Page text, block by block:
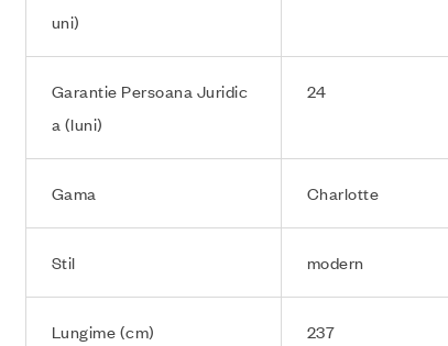
uni)
Garantie Persoana Juridic
a (luni)
24
Gama Charlotte
Stil modern
Lungime (cm) 237